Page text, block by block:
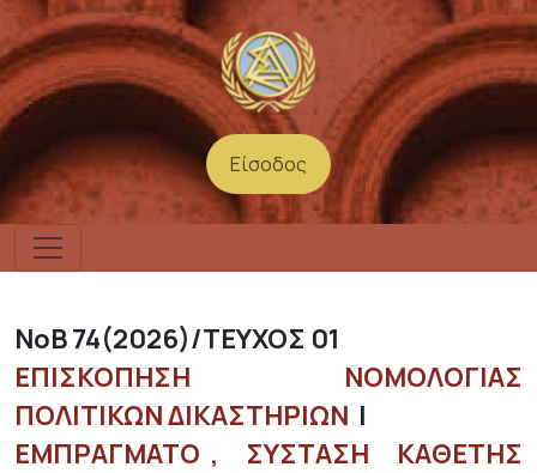
Παράκαμψη προς το κυρίως περιεχόμενο
User account
Είσοδος
74 2026
ΤΕΥΧΟΣ 01
ΕΠΙΣΚΌΠΗΣΗ ΝΟΜΟΛΟΓΊΑΣ
ΠΟΛΙΤΙΚΏΝ ΔΙΚΑΣΤΗΡΊΩΝ
ΕΜΠΡΑΓΜΑΤΟ
ΣΥΣΤΑΣΗ ΚΑΘΕΤΗΣ